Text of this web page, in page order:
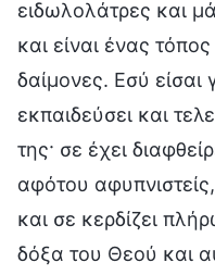
ειδωλολάτρες και
και είναι ένας
δαίμονες. Εσύ είσαι
εκπαιδεύσει και
της· σε έχει
αφότου
και σε κερδίζει
δόξα του Θεού και